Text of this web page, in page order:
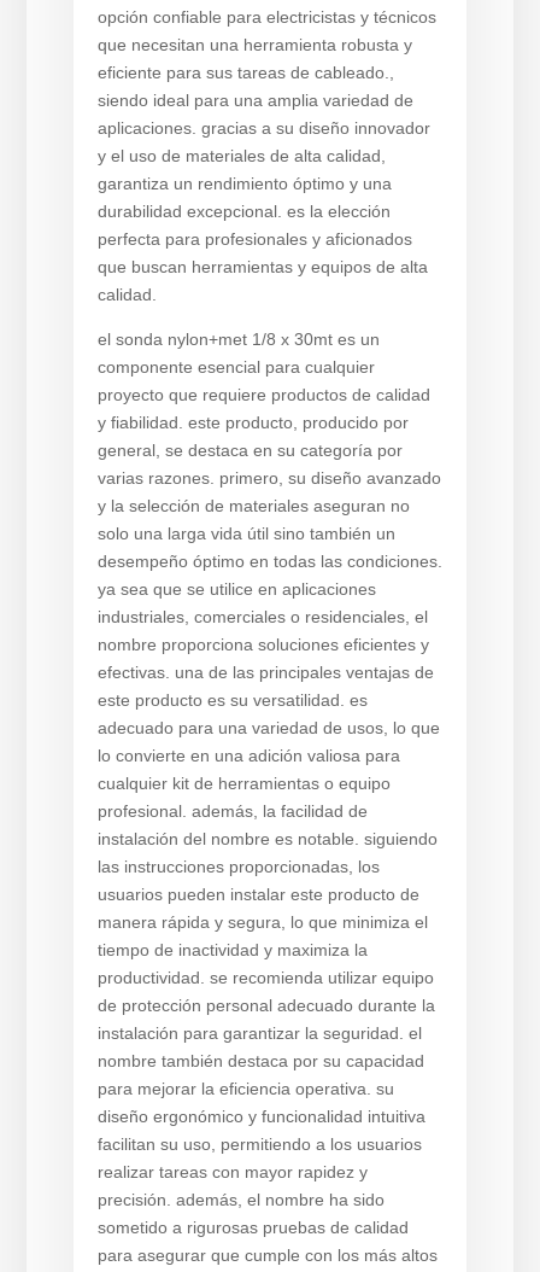
opción confiable para electricistas y técnicos
que necesitan una herramienta robusta y
eficiente para sus tareas de cableado.,
siendo ideal para una amplia variedad de
aplicaciones. gracias a su diseño innovador
y el uso de materiales de alta calidad,
garantiza un rendimiento óptimo y una
durabilidad excepcional. es la elección
perfecta para profesionales y aficionados
que buscan herramientas y equipos de alta
calidad.
el sonda nylon+met 1/8 x 30mt es un
componente esencial para cualquier
proyecto que requiere productos de calidad
y fiabilidad. este producto, producido por
general, se destaca en su categoría por
varias razones. primero, su diseño avanzado
y la selección de materiales aseguran no
solo una larga vida útil sino también un
desempeño óptimo en todas las condiciones.
ya sea que se utilice en aplicaciones
industriales, comerciales o residenciales, el
nombre proporciona soluciones eficientes y
efectivas. una de las principales ventajas de
este producto es su versatilidad. es
adecuado para una variedad de usos, lo que
lo convierte en una adición valiosa para
cualquier kit de herramientas o equipo
profesional. además, la facilidad de
instalación del nombre es notable. siguiendo
las instrucciones proporcionadas, los
usuarios pueden instalar este producto de
manera rápida y segura, lo que minimiza el
tiempo de inactividad y maximiza la
productividad. se recomienda utilizar equipo
de protección personal adecuado durante la
instalación para garantizar la seguridad. el
nombre también destaca por su capacidad
para mejorar la eficiencia operativa. su
diseño ergonómico y funcionalidad intuitiva
facilitan su uso, permitiendo a los usuarios
realizar tareas con mayor rapidez y
precisión. además, el nombre ha sido
sometido a rigurosas pruebas de calidad
para asegurar que cumple con los más altos